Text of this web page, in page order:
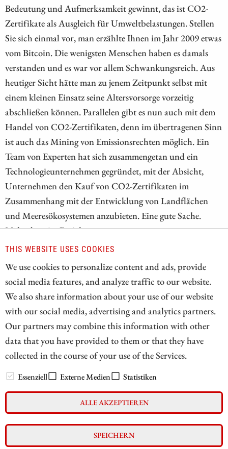
THIS WEBSITE USES COOKIES
We use cookies to personalize content and ads, provide
social media features, and analyze traffic to our website.
We also share information about your use of our website
with our social media, advertising and analytics partners.
Our partners may combine this information with other
data that you have provided to them or that they have
collected in the course of your use of the Services.
Essenziell Externe Medien Statistiken
ALLE AKZEPTIEREN
SPEICHERN
Bedeutung und Aufmerksamkeit gewinnt, das ist CO2-
Zertifikate als Ausgleich für Umweltbelastungen. Stellen
Sie sich einmal vor, man erzählte Ihnen im Jahr 2009 etwas
vom Bitcoin. Die wenigsten Menschen haben es damals
verstanden und es war vor allem Schwankungsreich. Aus
heutiger Sicht hätte man zu jenem Zeitpunkt selbst mit
einem kleinen Einsatz seine Altersvorsorge vorzeitig
abschließen können. Parallelen gibt es nun auch mit dem
Handel von CO2-Zertifikaten, denn im übertragenen Sinn
ist auch das Mining von Emissionsrechten möglich. Ein
Team von Experten hat sich zusammengetan und ein
Technologieunternehmen gegründet, mit der Absicht,
Unternehmen den Kauf von CO2-Zertifikaten im
Zusammenhang mit der Entwicklung von Landflächen
und Meeresökosystemen anzubieten. Eine gute Sache.
Mehr dazu im Bericht.
21 24
// zukunftsbilanzen.de 2026
Impressum
Datenschutz
Interessenskonflikt & Risikohinweis
Nutzungsbedingungen